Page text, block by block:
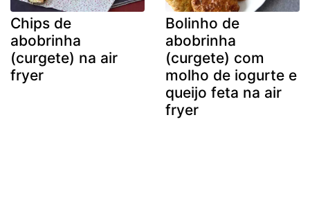
Chips de
abobrinha
(curgete) na air
fryer
Bolinho de
abobrinha
(curgete) com
molho de iogurte e
queijo feta na air
fryer